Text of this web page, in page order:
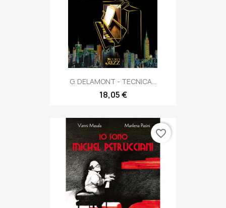
G. DELAMONT - TECNICA...
18,05 €
favorite_border